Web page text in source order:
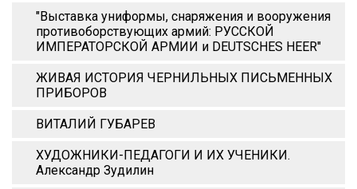
"Выставка униформы, снаряжения и вооружения
противоборствующих армий: РУССКОЙ
ИМПЕРАТОРСКОЙ АРМИИ и DEUTSCHES HEER"
ЖИВАЯ ИСТОРИЯ ЧЕРНИЛЬНЫХ ПИСЬМЕННЫХ
ПРИБОРОВ
ВИТАЛИЙ ГУБАРЕВ
ХУДОЖНИКИ-ПЕДАГОГИ И ИХ УЧЕНИКИ.
Александр Зудилин